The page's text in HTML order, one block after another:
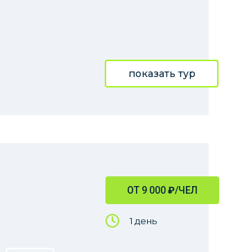
показать тур
ОТ 9 000₽/ЧЕЛ
1 день